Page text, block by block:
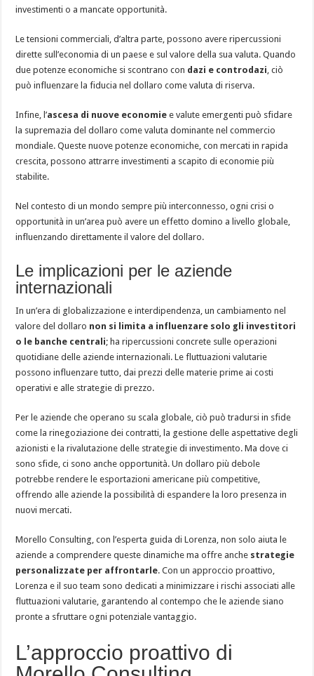
investimenti o a mancate opportunità.
Le tensioni commerciali, d’altra parte, possono avere ripercussioni
dirette sull’economia di un paese e sul valore della sua valuta. Quando
due potenze economiche si scontrano con dazi e controdazi , ciò
può influenzare la fiducia nel dollaro come valuta di riserva.
Infine, l’ascesa di nuove economie e valute emergenti può sfidare
la supremazia del dollaro come valuta dominante nel commercio
mondiale. Queste nuove potenze economiche, con mercati in rapida
crescita, possono attrarre investimenti a scapito di economie più
stabilite.
Nel contesto di un mondo sempre più interconnesso, ogni crisi o
opportunità in un’area può avere un effetto domino a livello globale,
influenzando direttamente il valore del dollaro.
Le implicazioni per le aziende
internazionali
In un’era di globalizzazione e interdipendenza, un cambiamento nel
valore del dollaro non si limita a influenzare solo gli investitori
o le banche centrali; ha ripercussioni concrete sulle operazioni
quotidiane delle aziende internazionali. Le fluttuazioni valutarie
possono influenzare tutto, dai prezzi delle materie prime ai costi
operativi e alle strategie di prezzo.
Per le aziende che operano su scala globale, ciò può tradursi in sfide
come la rinegoziazione dei contratti, la gestione delle aspettative degli
azionisti e la rivalutazione delle strategie di investimento. Ma dove ci
sono sfide, ci sono anche opportunità. Un dollaro più debole
potrebbe rendere le esportazioni americane più competitive,
offrendo alle aziende la possibilità di espandere la loro presenza in
nuovi mercati.
Morello Consulting, con l’esperta guida di Lorenza, non solo aiuta le
aziende a comprendere queste dinamiche ma offre anche strategie
personalizzate per affrontarle. Con un approccio proattivo,
Lorenza e il suo team sono dedicati a minimizzare i rischi associati alle
fluttuazioni valutarie, garantendo al contempo che le aziende siano
pronte a sfruttare ogni potenziale vantaggio.
L’approccio proattivo di